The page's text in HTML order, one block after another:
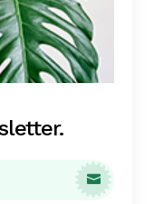
